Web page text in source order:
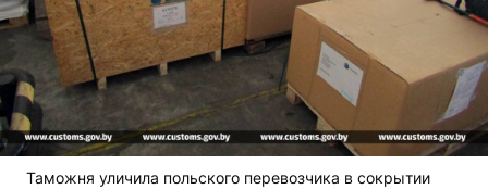
Таможня уличила польского перевозчика в сокрытии